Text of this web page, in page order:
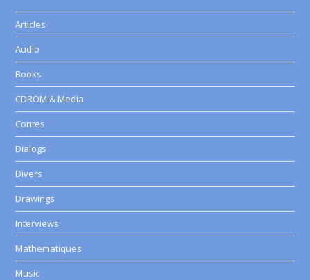
Articles
Audio
Books
CDROM & Media
Contes
Dialogs
Divers
Drawings
Interviews
Mathematiques
Music